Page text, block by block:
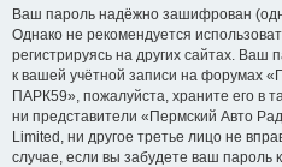
Ваш пароль надёжно зашифрован
Однако не рекомендуется
регистрируясь на других сайтах. Ваш
к вашей учётной записи на форумах
ПАРК59», пожалуйста, храните его в
ни представители «Пермский Авто
Limited, ни другое третье лицо не
случае, если вы забудете ваш пароль